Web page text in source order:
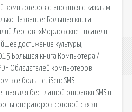
компьютеров становится с каждым
Название: Большая книга
Леонов. «Мордовские писатели
достижение культуры,
Большая книга Компьютера /
Обладателей компьютеров
все больше. iSendSMS -
для бесплатной отправки SMS и
операторов сотовой связи